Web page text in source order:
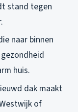
stand tegen
naar binnen
huis.
dak maakt
of